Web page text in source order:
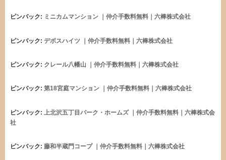
ピンバック: ミニカムマンション ｜仲介手数料無料｜六棒株式会社
ピンバック: デボスハイツ ｜仲介手数料無料｜六棒株式会社
ピンバック: クレール八幡山 ｜仲介手数料無料｜六棒株式会社
ピンバック: 第18宮庭マンション ｜仲介手数料無料｜六棒株式会社
ピンバック: 上北沢五丁目パーク・ホームズ ｜仲介手数料無料｜六棒株式会
社
ピンバック: 藤和半蔵門コープ ｜仲介手数料無料｜六棒株式会社